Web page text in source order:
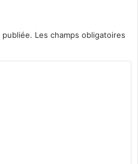
publiée. Les champs obligatoires